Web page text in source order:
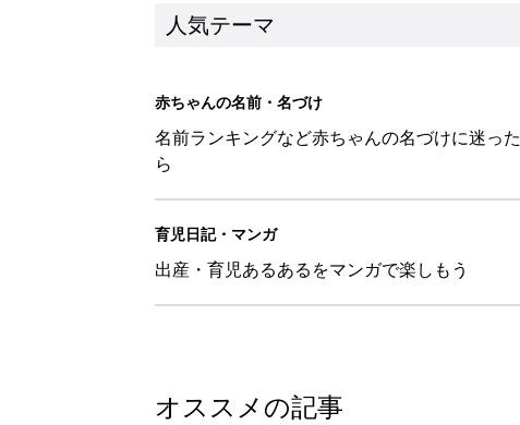
人気テーマ
赤ちゃんの名前・名づけ
名前ランキングなど赤ちゃんの名づけに迷った
ら
育児日記・マンガ
出産・育児あるあるをマンガで楽しもう
オススメの記事